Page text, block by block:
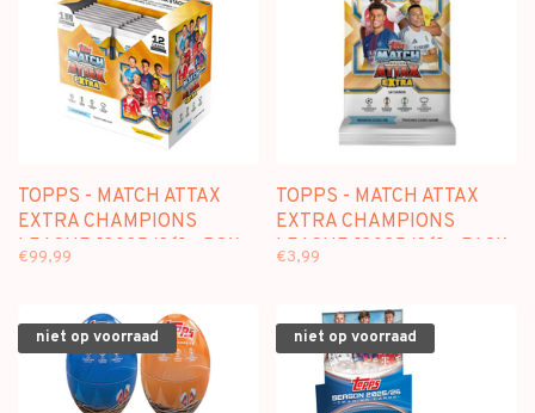
TOPPS - MATCH ATTAX
EXTRA CHAMPIONS
LEAGUE [2025/26] - BOX
€99,99
TOPPS - MATCH ATTAX
EXTRA CHAMPIONS
LEAGUE [2025/26] - PACK
€3,99
niet op voorraad niet op voorraad